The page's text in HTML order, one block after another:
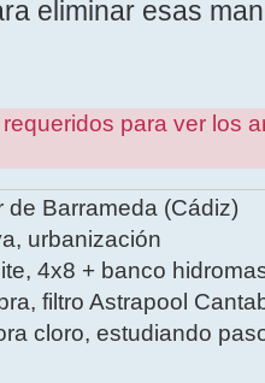
eliminar esas
para ver los
Barrameda (Cádiz)
urbanización
4x8 + banco
filtro Astrapool
cloro, estudiando